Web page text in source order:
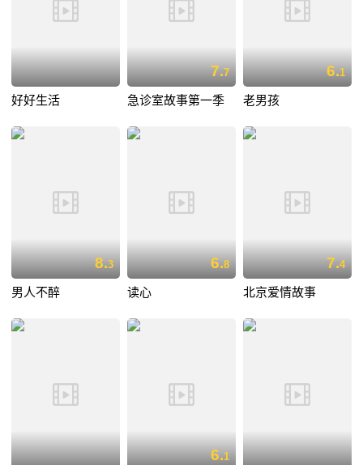
好好生活
7.7
急诊室故事第一季
6.1
老男孩
8.3
男人不醉
6.8
读心
7.4
北京爱情故事
6.1